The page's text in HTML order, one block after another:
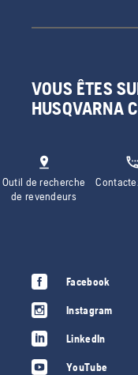
VOUS ÊTES
HUSQVARNA
Outil de recherche
de revendeurs
Facebook
Instagram
LinkedIn
YouTube